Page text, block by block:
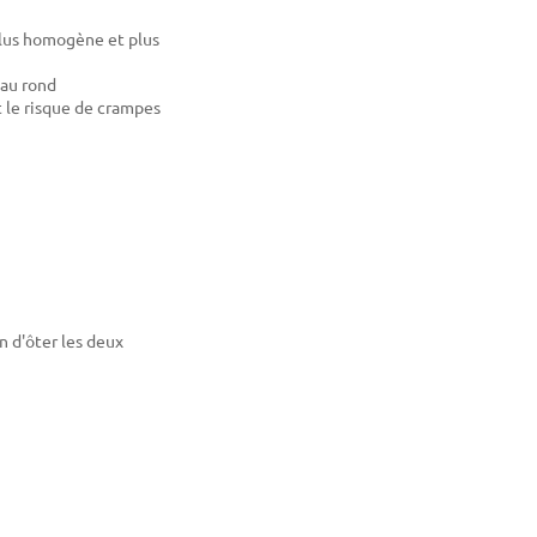
homogène et plus
rond
risque de crampes
d'ôter les deux